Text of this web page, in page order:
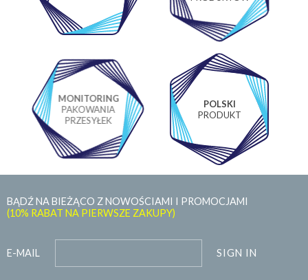
MONITORING
PAKOWANIA
PRZESYŁEK
POLSKI
PRODUKT
BĄDŹ NA BIEŻĄCO Z NOWOŚCIAMI I PROMOCJAMI
(10% RABAT NA PIERWSZE ZAKUPY)
E-MAIL SIGN IN